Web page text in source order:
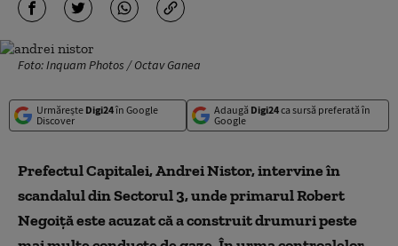
Foto: Inquam Photos / Octav Ganea
Urmărește Digi24în Google
Discover
Adaugă Digi24ca sursă preferată în
Google
Prefectul Capitalei,Andrei Nistor,intervine în
scandalul dinSectorul 3, unde primarul Robert
Negoiță este acuzat că a construit drumuri peste